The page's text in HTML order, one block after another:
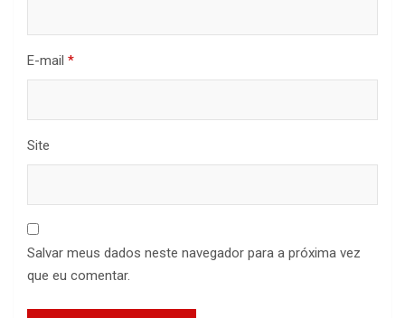
E-mail *
Site
Salvar meus dados neste navegador para a próxima vez
que eu comentar.